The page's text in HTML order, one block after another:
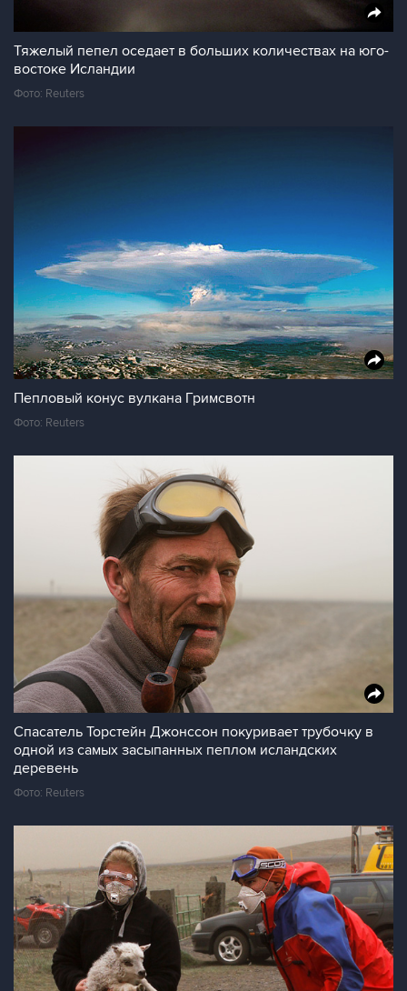
Тяжелый пепел оседает в больших количествах на юго-
востоке Исландии
Фото: Reuters
Пепловый конус вулкана Гримсвотн
Фото: Reuters
Спасатель Торстейн Джонссон покуривает трубочку в
одной из самых засыпанных пеплом исландских
деревень
Фото: Reuters